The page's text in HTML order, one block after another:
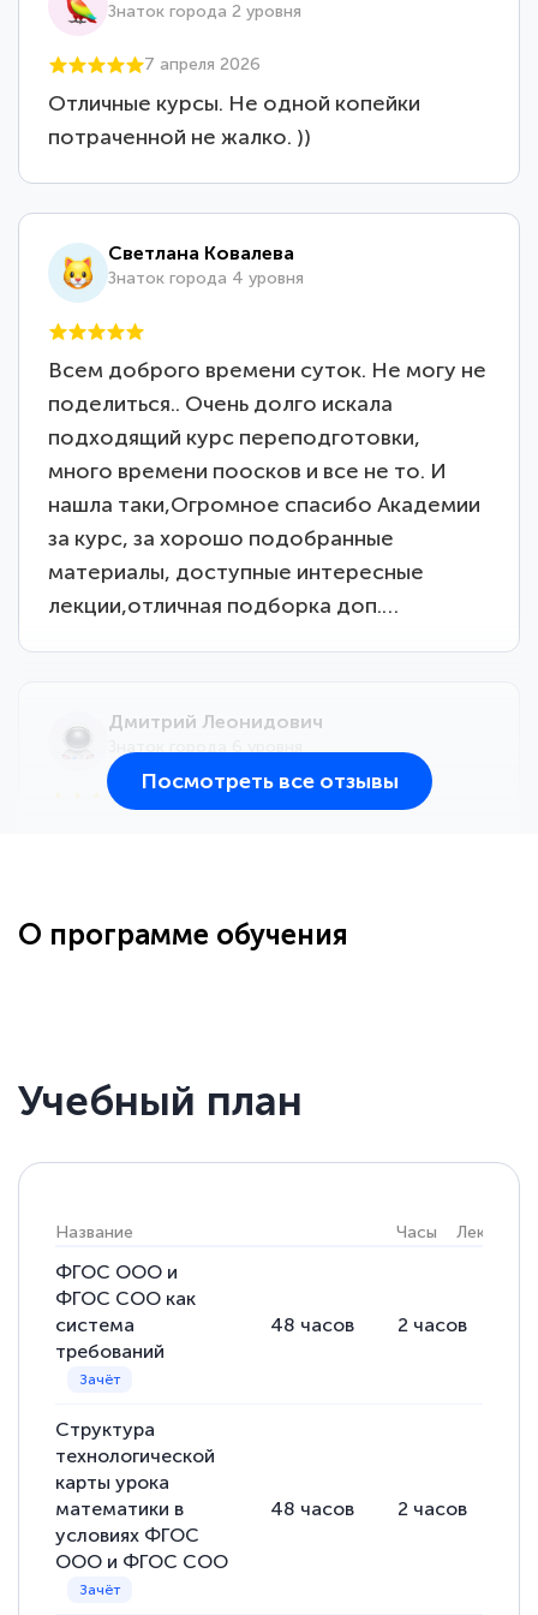
Знаток города 2 уровня
7 апреля 2026
Отличные курсы. Не одной копейки
потраченной не жалко. ))
Светлана Ковалева
Знаток города 4 уровня
Всем доброго времени суток. Не могу не
поделиться.. Очень долго искала
подходящий курс переподготовки,
много времени поосков и все не то. И
нашла таки,Огромное спасибо Академии
за курс, за хорошо подобранные
материалы, доступные интересные
лекции,отличная подборка доп.…
Дмитрий Леонидович
большое количество методических
Выражаю благодарность за курс
повышения квалификации "Эксперт ЕГЭ по
русскому языку и литературе". Много
полезных материалов помогли
подготовиться к тестированию. Это
статьи. Времени на подготовку
достаточно. Курс помогает пройти
аттестацию в школе. Спасибо!
Посмотреть все отзывы
О программе обучения
Учебный план
Название Часы Лекции
ФГОС ООО и
ФГОС СОО как
система
требований
48 часов 2 часов
Структура
технологической
карты урока
математики в
условиях ФГОС
ООО и ФГОС СОО
48 часов 2 часов